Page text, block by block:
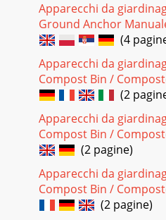
Apparecchi da
Ground Anchor
(4
Apparecchi da
Compost Bin /
(2
Apparecchi da
Compost Bin /
(2 pagine)
Apparecchi da
Compost Bin /
(2 pagine)